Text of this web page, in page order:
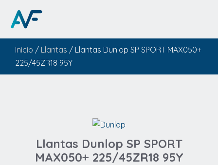
Inicio / Llantas / Llantas Dunlop SP SPORT MAX050+
225/45ZR18 95Y
Llantas Dunlop SP SPORT
MAX050+ 225/45ZR18 95Y